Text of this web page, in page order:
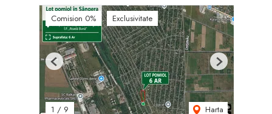
Comision 0% Exclusivitate
1 / 9 Harta
Previous Next